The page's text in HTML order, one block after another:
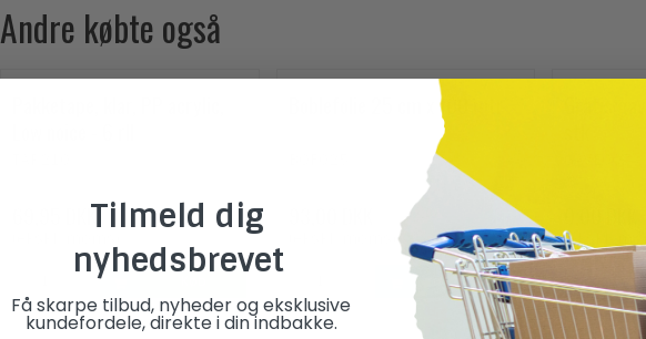
Andre købte også
69,95 DKK
Boblefolie 25 cm x 100 mtr
Køb
(ekskl.
Tilmeld dig
nyhedsbrevet
Få skarpe tilbud, nyheder og eksklusive
kundefordele, direkte i din indbakke.